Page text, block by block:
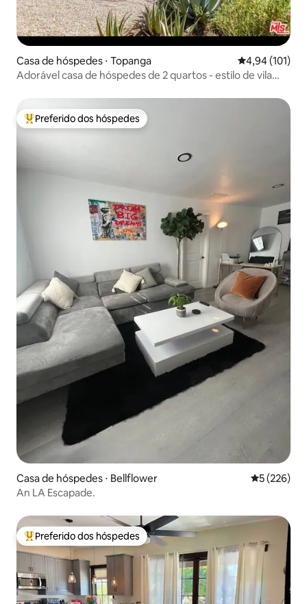
Casa de hóspedes ⋅ Topanga 4,94 de uma
4,94 (101)
Adorável casa de hóspedes de 2 quartos - estilo de vila
Entre os melhores preferidos dos hóspedes
Preferido dos hóspedes
Casa de hóspedes ⋅ Bellflower 5 de uma
5 (226)
An LA Escapade.
Entre os melhores preferidos dos hóspedes
Preferido dos hóspedes